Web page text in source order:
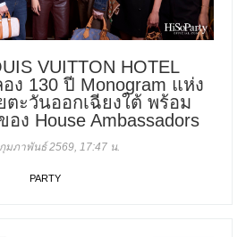
VUITTON HOTEL
ง 130 ปี Monogram แห่ง
ตะวันออกเฉียงใต้ พร้อม
ง House Ambassadors
มภาพันธ์ 2569, 17:47 น.
PARTY